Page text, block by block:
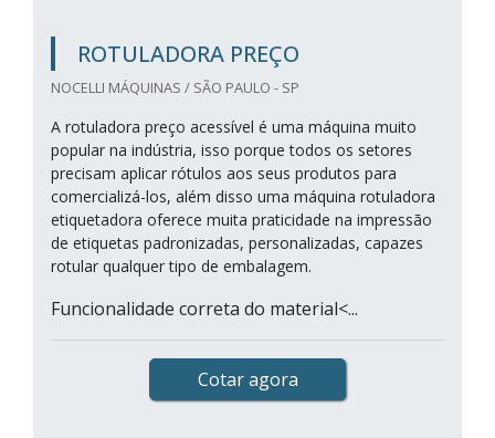
ROTULADORA PREÇO
NOCELLI MÁQUINAS / SÃO PAULO - SP
A rotuladora preço acessível é uma máquina muito
popular na indústria, isso porque todos os setores
precisam aplicar rótulos aos seus produtos para
comercializá-los, além disso uma máquina rotuladora
etiquetadora oferece muita praticidade na impressão
de etiquetas padronizadas, personalizadas, capazes
rotular qualquer tipo de embalagem.
Funcionalidade correta do material<...
Cotar agora